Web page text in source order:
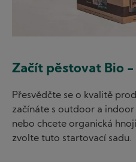
Začít pěstovat Bio -
Přesvědčte se o kvalitě
začínáte s outdoor a
nebo chcete organická
zvolte tuto startovací sadu.